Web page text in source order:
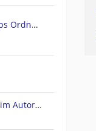
SD Karte als (standard) Maps Ordner in TwoNAV 6 für Android einstellen/wählen
TwoNav (bug). Höhenprofil im Autorouting-Modus.